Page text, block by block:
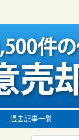
過去記事一覧